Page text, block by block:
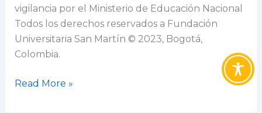
vigilancia por el Ministerio de Educación Nacional
Todos los derechos reservados a Fundación
Universitaria San Martín © 2023, Bogotá,
Colombia.
Read More »